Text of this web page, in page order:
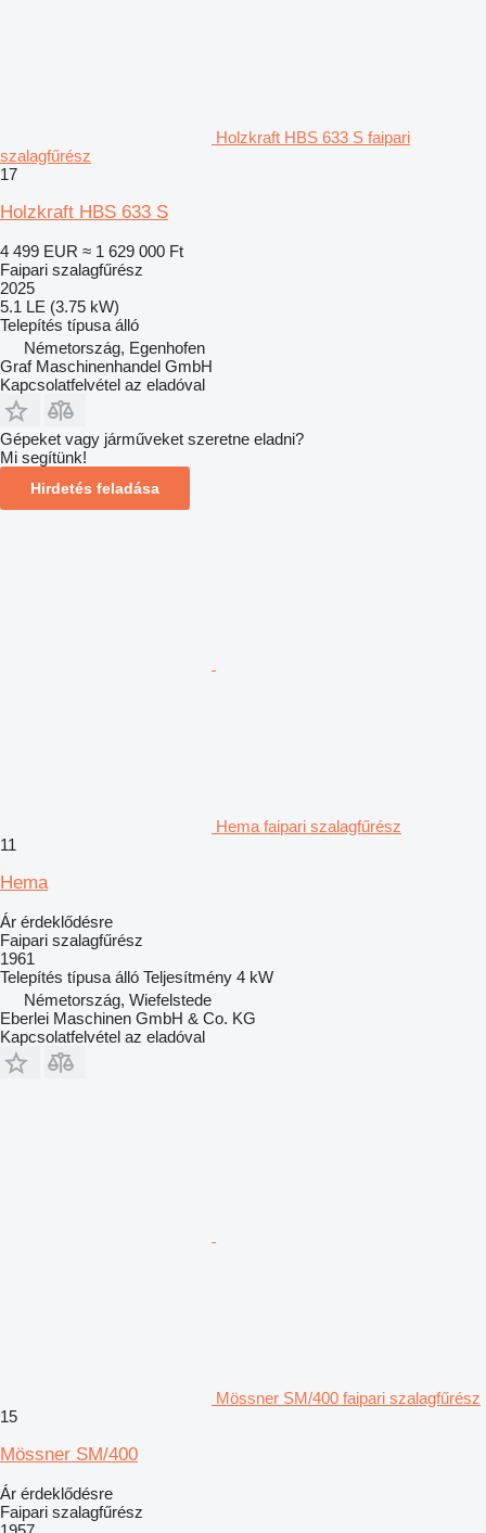
Holzkraft HBS 633 S faipari
szalagfűrész
17
Holzkraft HBS 633 S
4 499 EUR ≈ 1 629 000 Ft
Faipari szalagfűrész
2025
5.1 LE (3.75 kW)
Telepítés típusa álló
Németország, Egenhofen
Graf Maschinenhandel GmbH
Kapcsolatfelvétel az eladóval
Gépeket vagy járműveket szeretne eladni?
Mi segítünk!
Hirdetés feladása
Hema faipari szalagfűrész
11
Hema
Ár érdeklődésre
Faipari szalagfűrész
1961
Telepítés típusa álló Teljesítmény 4 kW
Németország, Wiefelstede
Eberlei Maschinen GmbH & Co. KG
Kapcsolatfelvétel az eladóval
Mössner SM/400 faipari szalagfűrész
15
Mössner SM/400
Ár érdeklődésre
Faipari szalagfűrész